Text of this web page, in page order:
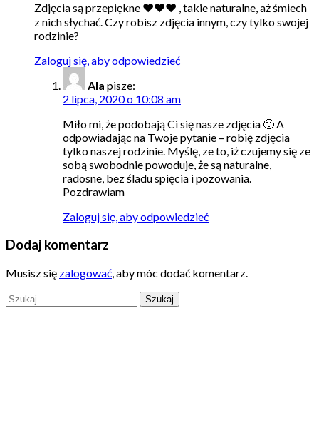
Zdjęcia są przepiękne ♥️♥️♥️ , takie naturalne, aż śmiech
z nich słychać. Czy robisz zdjęcia innym, czy tylko swojej
rodzinie?
Zaloguj się, aby odpowiedzieć
Ala pisze:
2 lipca, 2020 o 10:08 am
Miło mi, że podobają Ci się nasze zdjęcia 🙂 A
odpowiadając na Twoje pytanie – robię zdjęcia
tylko naszej rodzinie. Myślę, ze to, iż czujemy się ze
sobą swobodnie powoduje, że są naturalne,
radosne, bez śladu spięcia i pozowania.
Pozdrawiam
Zaloguj się, aby odpowiedzieć
Dodaj komentarz
Musisz się zalogować, aby móc dodać komentarz.
Szukaj: